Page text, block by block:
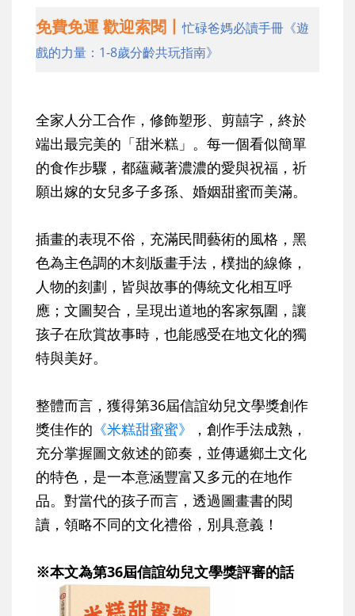
免費免運 歡迎索閱丨忙碌爸媽必讀手冊《遊
戲的力量：1-8歲分齡共玩指南》
全家人分工合作，修飾塑形、剪囍字，終於
端出最完美的「甜米糕」。每一個看似簡單
的食作步驟，都蘊藏著濃濃的愛與祝福，祈
願出嫁的女兒多子多孫、婚姻甜蜜而美滿。
插畫的表現不俗，充滿民間藝術的風格，黑
色為主色調的木刻版畫手法，樸拙的線條，
人物的刻劃，皆與故事的傳統文化相互呼
應；文圖契合，呈現出道地的客家氛圍，讓
孩子在欣賞故事時，也能感受在地文化的獨
特與美好。
整體而言，獲得第36屆信誼幼兒文學獎創作
獎佳作的 《米糕甜蜜蜜》
，創作手法成熟，
充分掌握圖文敘述的節奏，並傳遞鄉土文化
的特色，是一本意涵豐富又多元的在地作
品。對當代的孩子而言，透過圖畫書的閱
讀，領略不同的文化禮俗，別具意義！
※本文為第36屆信誼幼兒文學獎評審的話